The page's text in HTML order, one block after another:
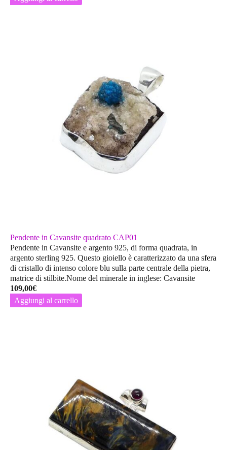
Pendente in Cavansite quadrato CAP01
Pendente in Cavansite e argento 925, di forma quadrata, in
argento sterling 925. Questo gioiello è caratterizzato da una sfera
di cristallo di intenso colore blu sulla parte centrale della pietra,
matrice di stilbite.Nome del minerale in inglese: Cavansite
109,00€
Aggiungi al carrello